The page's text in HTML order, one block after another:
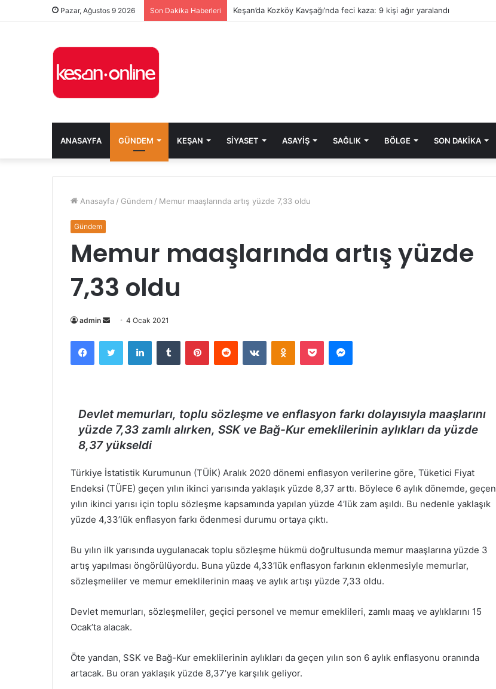
Pazar, Ağustos 9 2026 Son Dakika Haberleri Keşan’da Kozköy Kavşağı’nda feci kaza: 9 kişi ağır yaralandı
ANASAYFA GÜNDEM KEŞAN SIYASET ASAYIŞ SAĞLIK BÖLGE SON DAKIKA
Anasayfa / Gündem / Memur maaşlarında artış yüzde 7,33 oldu
Gündem
Memur maaşlarında artış yüzde
7,33 oldu
admin
Bir
posta
göndermek
4 Ocak 2021
FacebookTwitter LinkedInTumblr PinterestReddit VKontakteOdnoklassniki
Pocket Messenger
Devlet memurları, toplu sözleşme ve enflasyon farkı dolayısıyla maaşlarını
yüzde 7,33 zamlı alırken, SSK ve Bağ-Kur emeklilerinin aylıkları da yüzde
8,37 yükseldi
Türkiye İstatistik Kurumunun (TÜİK) Aralık 2020 dönemi enflasyon verilerine göre, Tüketici Fiyat
Endeksi (TÜFE) geçen yılın ikinci yarısında yaklaşık yüzde 8,37 arttı. Böylece 6 aylık dönemde, geçen
yılın ikinci yarısı için toplu sözleşme kapsamında yapılan yüzde 4’lük zam aşıldı. Bu nedenle yaklaşık
yüzde 4,33’lük enflasyon farkı ödenmesi durumu ortaya çıktı.
Bu yılın ilk yarısında uygulanacak toplu sözleşme hükmü doğrultusunda memur maaşlarına yüzde 3
artış yapılması öngörülüyordu. Buna yüzde 4,33’lük enflasyon farkının eklenmesiyle memurlar,
sözleşmeliler ve memur emeklilerinin maaş ve aylık artışı yüzde 7,33 oldu.
Devlet memurları, sözleşmeliler, geçici personel ve memur emeklileri, zamlı maaş ve aylıklarını 15
Ocak’ta alacak.
Öte yandan, SSK ve Bağ-Kur emeklilerinin aylıkları da geçen yılın son 6 aylık enflasyonu oranında
artacak. Bu oran yaklaşık yüzde 8,37’ye karşılık geliyor.